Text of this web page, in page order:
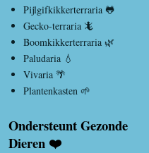
Pijlgifkikkerterraria 🐸
Gecko-terraria 🦎
Boomkikkerterraria 🌿
Paludaria 💧
Vivaria 🌴
Plantenkasten 🌱
Ondersteunt Gezonde
Dieren ❤️